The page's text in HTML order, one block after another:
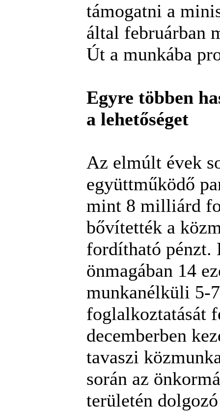
támogatni a
által februárban
Út a munkába
Egyre többen
a lehetőséget
Az elmúlt évek
együttműködő
mint 8 milliárd
bővítették a
fordítható pénzt.
önmagában 14
munkanélküli 5-
foglalkoztatását
decemberben
tavaszi
során az
területén